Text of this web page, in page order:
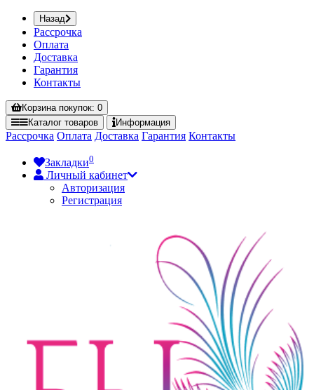
Назад
Рассрочка
Оплата
Доставка
Гарантия
Контакты
Корзинапокупок: 0
Каталог товаров Информация
Рассрочка Оплата Доставка Гарантия Контакты
Закладки0
Личный кабинет
Авторизация
Регистрация